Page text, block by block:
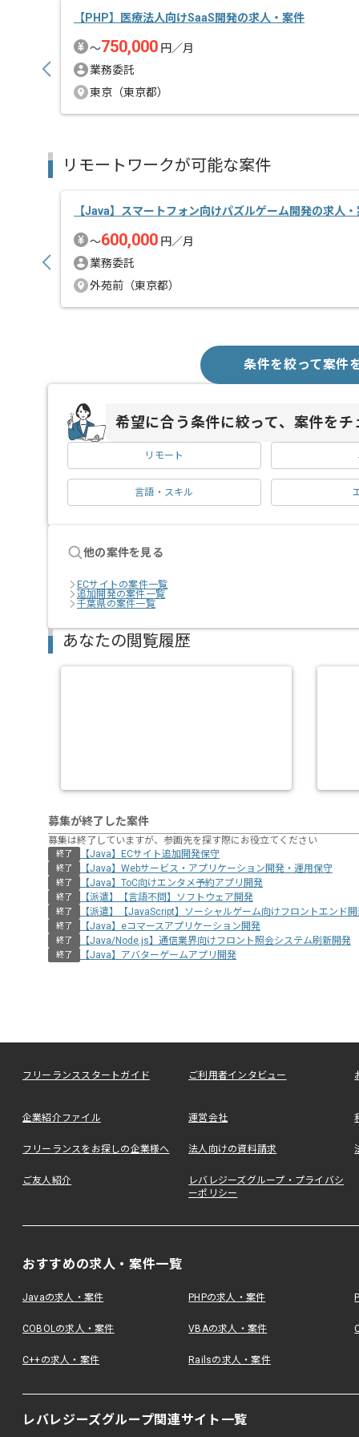
【PHP】医療法人向けSaaS開発の求人・案件
〜750,000 円／月
業務委託
東京（東京都）
リモートワークが可能な案件
【Java】スマートフォン向けパズルゲーム開発の求人
〜600,000 円／月
業務委託
外苑前（東京都）
条件を絞って案件
希望に合う条件に絞って、案件をチ
リモート
言語・スキル
他の案件を見る
ECサイトの案件一覧
追加開発の案件一覧
千葉県の案件一覧
あなたの閲覧履歴
募集が終了した案件
募集は終了していますが、参画先を探す際にお役立てください
終了 【Java】ECサイト追加開発保守
終了 【Java】Webサービス・アプリケーション開発・運用保守
終了 【Java】ToC向けエンタメ予約アプリ開発
終了 【派遣】【言語不問】ソフトウェア開発
終了 【派遣】【JavaScript】ソーシャルゲーム向けフロントエンド
終了 【Java】eコマースアプリケーション開発
終了 【Java/Node.js】通信業界向けフロント照会システム刷新開発
終了 【Java】アバターゲームアプリ開発
フリーランススタートガイド ご利用者インタビュー
企業紹介ファイル 運営会社
フリーランスをお探しの企業様へ 法人向けの資料請求
ご友人紹介
レバレジーズグループ・プライバシ
ーポリシー
おすすめの求人・案件一覧
Javaの求人・案件 PHPの求人・案件
COBOLの求人・案件 VBAの求人・案件
C++の求人・案件 Railsの求人・案件
レバレジーズグループ関連サイト一覧